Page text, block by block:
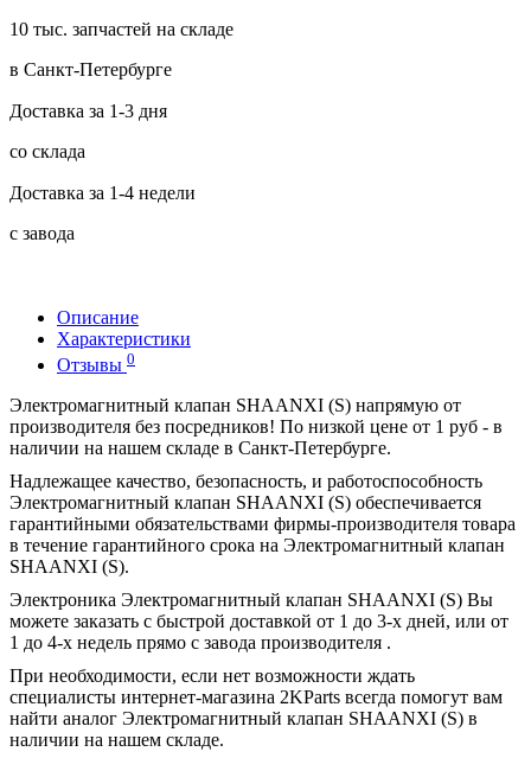
10 тыс. запчастей на складе
в Санкт-Петербурге
Доставка за 1-3 дня
со склада
Доставка за 1-4 недели
с завода
Описание
Характеристики
Отзывы 0
Электромагнитный клапан SHAANXI (S) напрямую от
производителя без посредников! По низкой цене от 1 руб - в
наличии на нашем складе в Санкт-Петербурге.
Надлежащее качество, безопасность, и работоспособность
Электромагнитный клапан SHAANXI (S) обеспечивается
гарантийными обязательствами фирмы-производителя товара
в течение гарантийного срока на Электромагнитный клапан
SHAANXI (S).
Электроника Электромагнитный клапан SHAANXI (S) Вы
можете заказать с быстрой доставкой от 1 до 3-х дней, или от
1 до 4-х недель прямо с завода производителя .
При необходимости, если нет возможности ждать
специалисты интернет-магазина 2KParts всегда помогут вам
найти аналог Электромагнитный клапан SHAANXI (S) в
наличии на нашем складе.